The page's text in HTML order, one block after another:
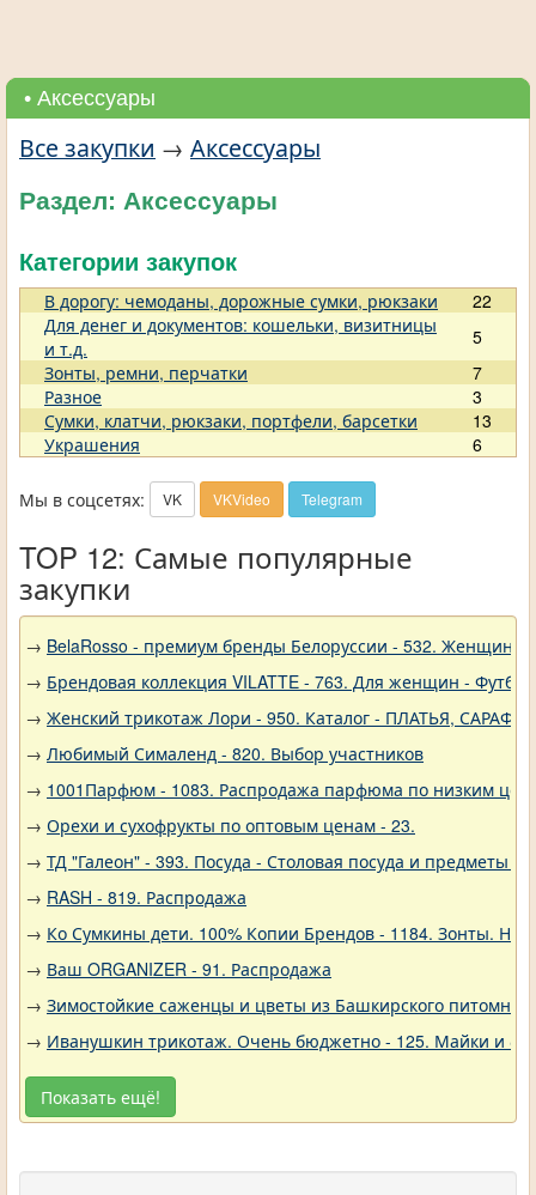
• Аксессуары
Все закупки → Аксессуары
Раздел: Аксессуары
Категории закупок
В дорогу: чемоданы, дорожные сумки, рюкзаки
22
Для денег и документов: кошельки, визитницы
и т.д.
5
Зонты, ремни, перчатки
7
Разное
3
Сумки, клатчи, рюкзаки, портфели, барсетки
13
Украшения
6
Мы в соцсетях: VK VKVideo Telegram
TOP 12: Самые популярные
закупки
→ BelaRosso - премиум бренды Белоруссии - 532.
→ Брендовая коллекция VILATTE - 763. Для женщин -
→ Женский трикотаж Лори - 950. Каталог - ПЛАТЬЯ,
→ Любимый Сималенд - 820. Выбор участников
→ 1001Парфюм - 1083. Распродажа парфюма по низким
→ Орехи и сухофрукты по оптовым ценам - 23.
→ ТД "Галеон" - 393. Посуда - Столовая посуда и предметы
→ RASH - 819. Распродажа
→ Ко Сумкины дети. 100% Копии Брендов - 1184. Зонты.
→ Ваш ORGANIZER - 91. Распродажа
→ Зимостойкие саженцы и цветы из Башкирского
→ Иванушкин трикотаж. Очень бюджетно - 125. Майки и
Показать ещё!